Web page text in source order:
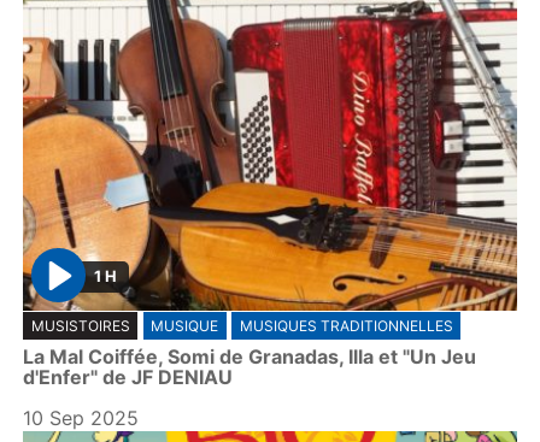
P
l
a
y
1 H
MUSISTOIRES MUSIQUE MUSIQUES TRADITIONNELLES
La Mal Coiffée, Somi de Granadas, Illa et "Un Jeu
d'Enfer" de JF DENIAU
10 Sep 2025